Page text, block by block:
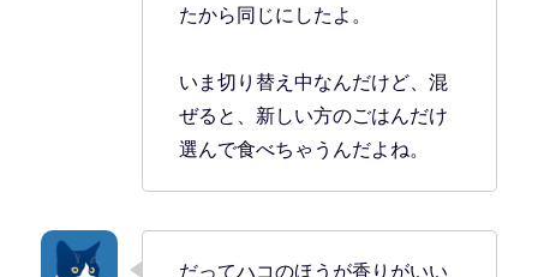
たから同じにしたよ。
いま切り替え中なんだけど、混
ぜると、新しい方のごはんだけ
選んで食べちゃうんだよね。
だってハコのほうが香りがいい